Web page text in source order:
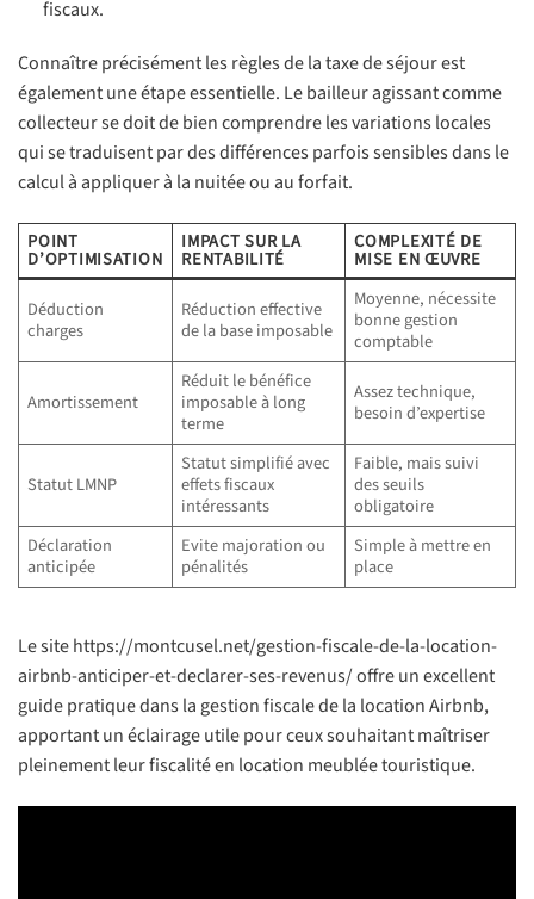
fiscaux.
Connaître précisément les règles de la taxe de séjour est
également une étape essentielle. Le bailleur agissant comme
collecteur se doit de bien comprendre les variations locales
qui se traduisent par des différences parfois sensibles dans le
calcul à appliquer à la nuitée ou au forfait.
POINT
D’OPTIMISATION
IMPACT SUR LA
RENTABILITÉ
COMPLEXITÉ DE
MISE EN ŒUVRE
Déduction
charges
Réduction effective
de la base imposable
Moyenne, nécessite
bonne gestion
comptable
Amortissement
Réduit le bénéfice
imposable à long
terme
Assez technique,
besoin d’expertise
Statut LMNP
Statut simplifié avec
effets fiscaux
intéressants
Faible, mais suivi
des seuils
obligatoire
Déclaration
anticipée
Evite majoration ou
pénalités
Simple à mettre en
place
Le site https://montcusel.net/gestion-fiscale-de-la-location-
airbnb-anticiper-et-declarer-ses-revenus/ offre un excellent
guide pratique dans la gestion fiscale de la location Airbnb,
apportant un éclairage utile pour ceux souhaitant maîtriser
pleinement leur fiscalité en location meublée touristique.